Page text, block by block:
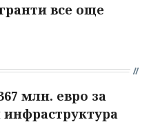
все още
млн. евро за